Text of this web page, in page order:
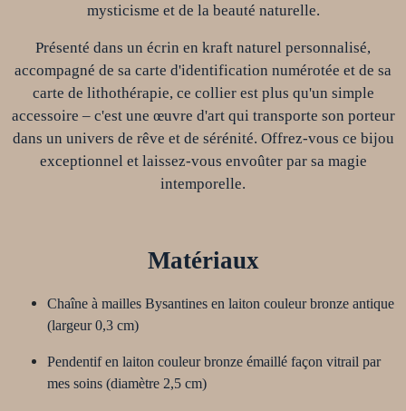
mysticisme et de la beauté naturelle.
Présenté dans un écrin en kraft naturel personnalisé,
accompagné de sa carte d'identification numérotée et de sa
carte de lithothérapie, ce collier est plus qu'un simple
accessoire – c'est une œuvre d'art qui transporte son porteur
dans un univers de rêve et de sérénité. Offrez-vous ce bijou
exceptionnel et laissez-vous envoûter par sa magie
intemporelle.
Matériaux
Chaîne à mailles Bysantines en laiton couleur bronze antique
(largeur0,3 cm)
Pendentif en laiton couleur bronze émaillé façon vitrail par
mes soins (diamètre 2,5 cm)